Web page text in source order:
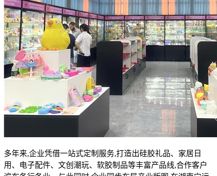
多年来,企业凭借一站式定制服务,打造出硅胶礼品、家居日
用、电子配件、文创潮玩、软胶制品等丰富产品线,合作客户